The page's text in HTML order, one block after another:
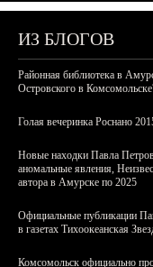
ИЗ БЛОГОВ
Районная библиотека в
Островского в
Голая вечеринка Роснано
Новые находки Павла
аномальные явления,
автора в Амурске по 2025
Официальные публикации
в газетах Тихоокеанская
Комсомольск официально